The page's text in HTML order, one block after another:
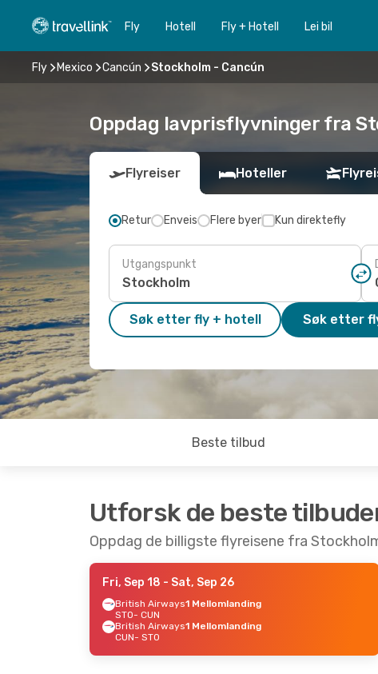
Fly Hotell Fly + Hotell Lei bil
Fly Mexico Cancún Stockholm - Cancún
Oppdag lavprisflyvninger fra
Flyreiser Hoteller
Retur Enveis Flere byer Kun direktefly
Utgangspunkt
Søk etter fly + hotell Søk etter
Beste tilbud
Utforsk de beste
Oppdag de billigste flyreisene fra
Fri, Sep 18 - Sat, Sep 26
British Airways1 Mellomlanding
STO- CUN
British Airways1 Mellomlanding
CUN- STO